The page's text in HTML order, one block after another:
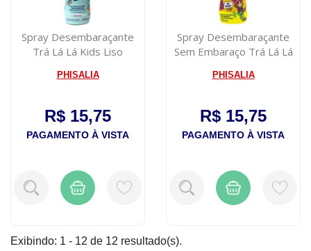
Spray Desembaraçante
Trá Lá Lá Kids Liso
PHISALIA
R$ 15,75
PAGAMENTO À VISTA
Spray Desembaraçante
Sem Embaraço Trá Lá L
PHISALIA
R$ 15,75
PAGAMENTO À VISTA
Exibindo: 1 - 12 de 12 resultado(s).